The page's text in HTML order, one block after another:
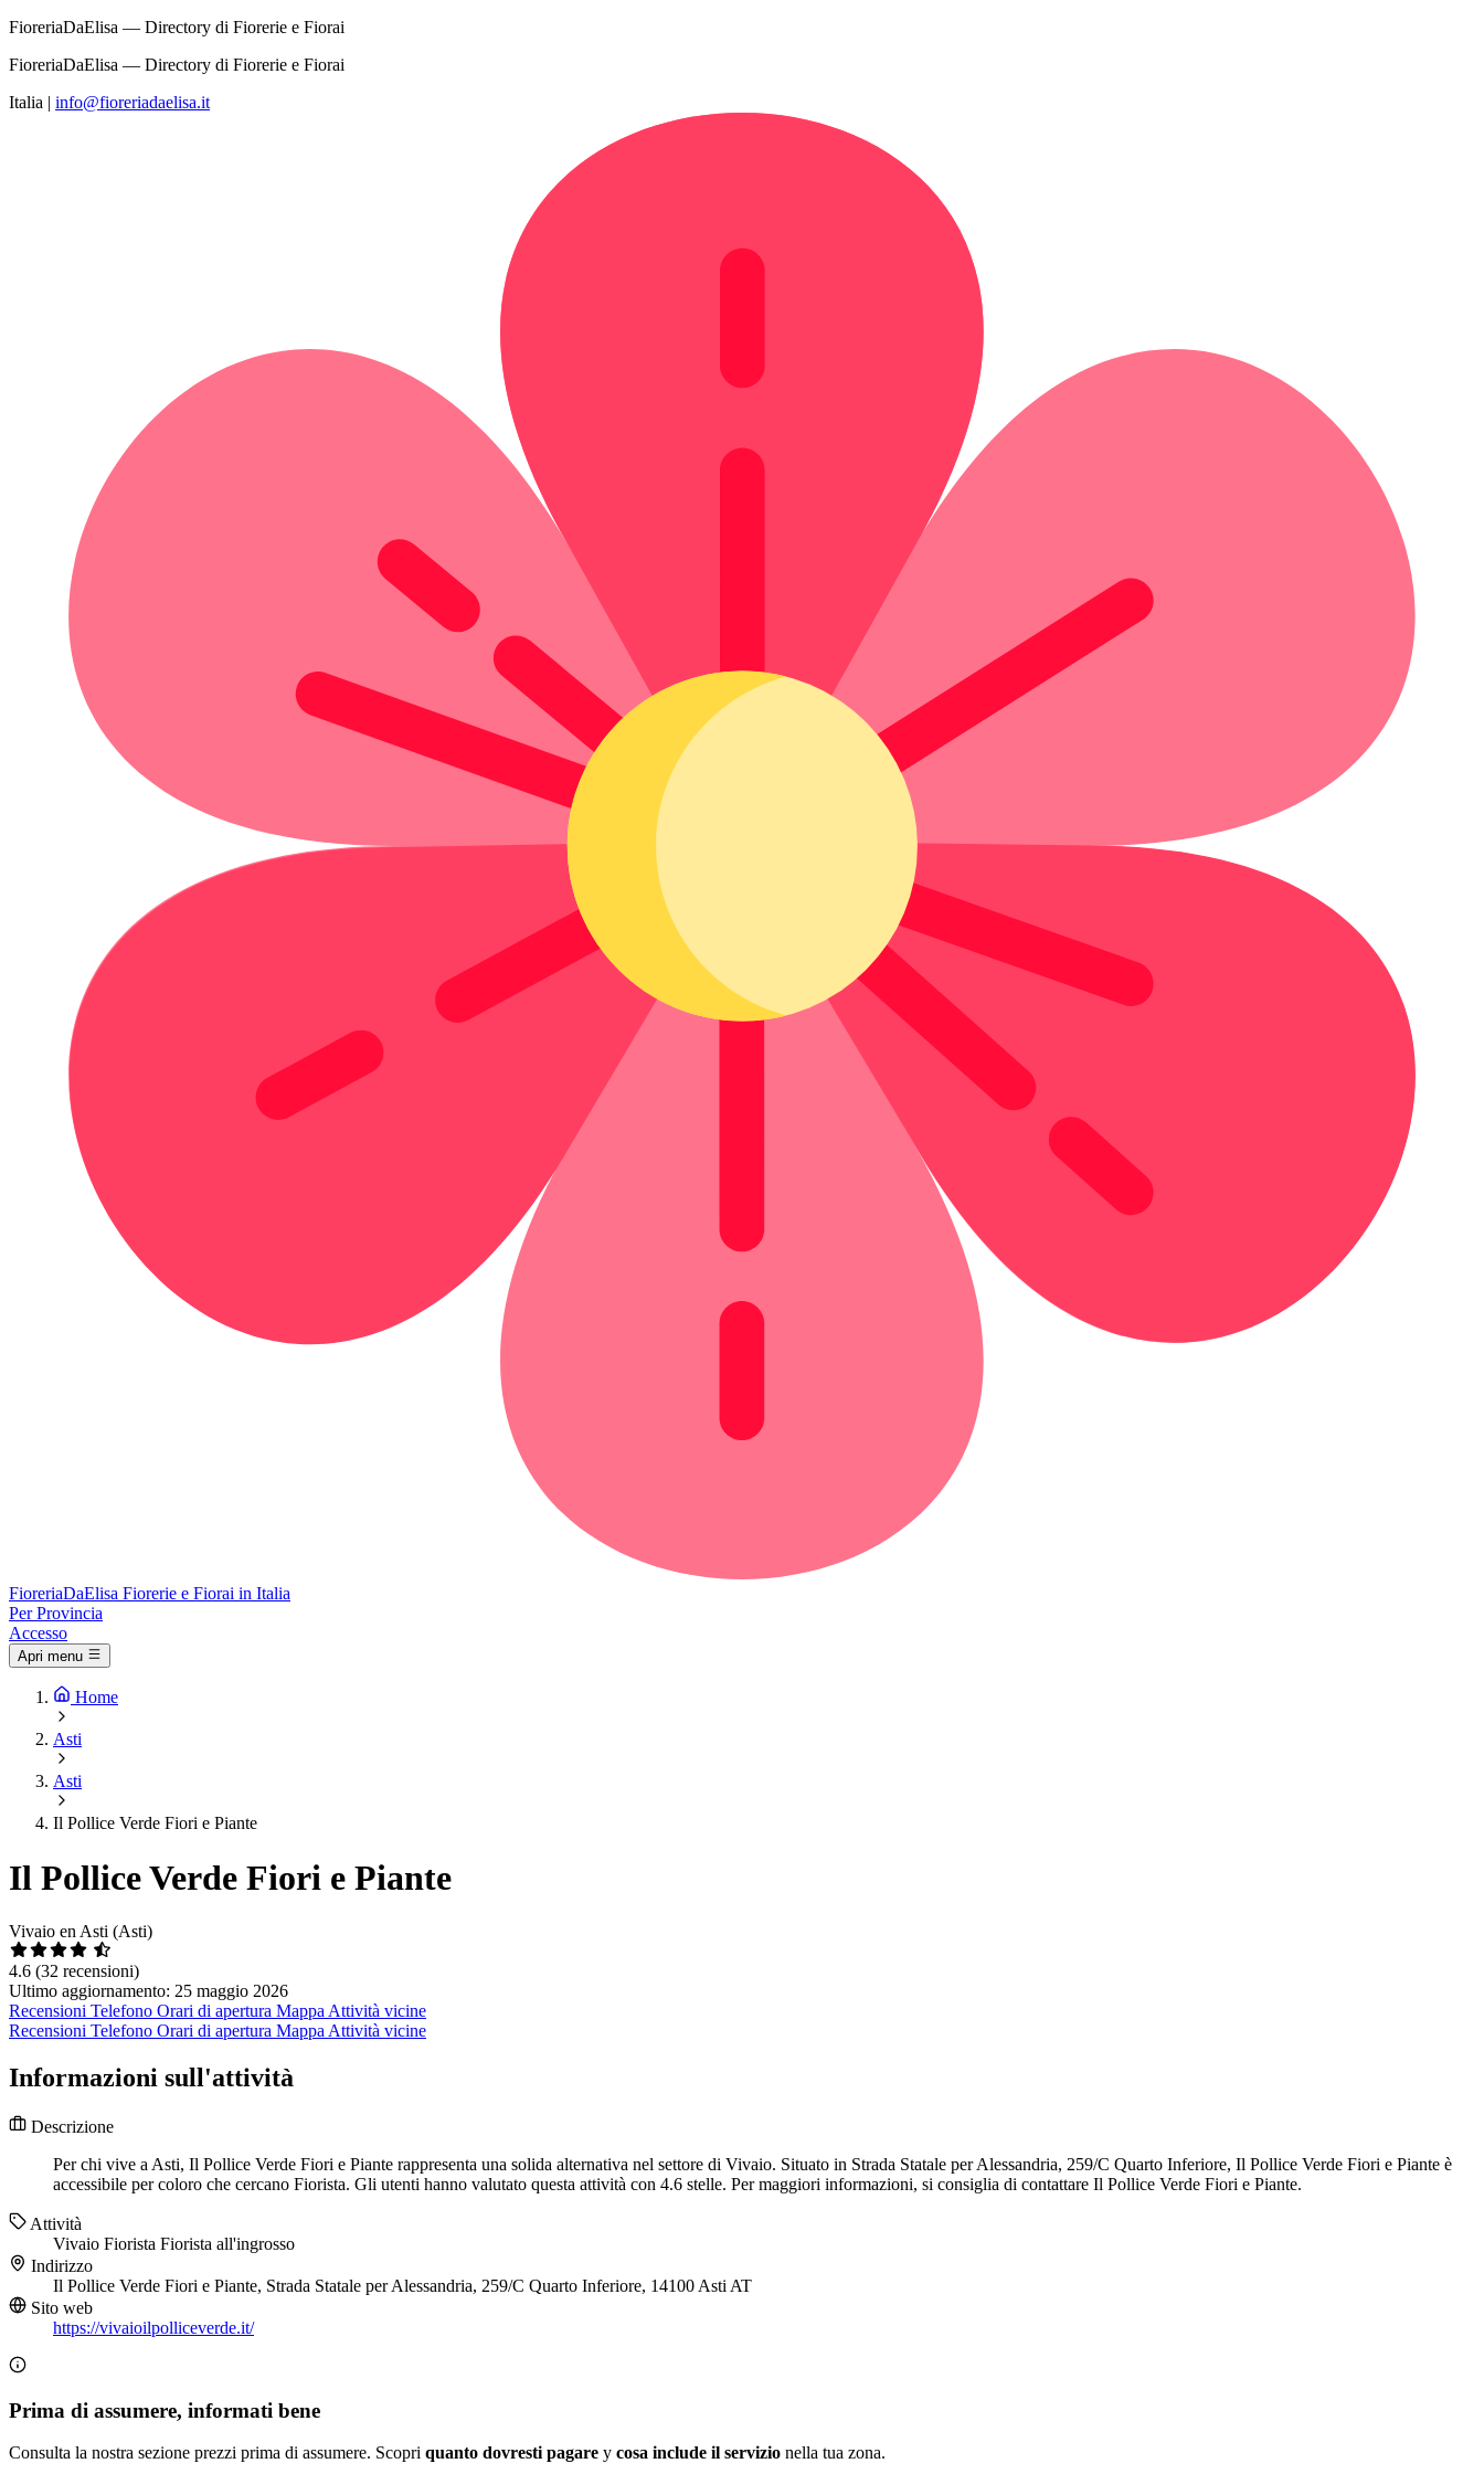
FioreriaDaElisa — Directory di Fiorerie e Fiorai
FioreriaDaElisa — Directory di Fiorerie e Fiorai
Italia | info@fioreriadaelisa.it
FioreriaDaElisa Fiorerie e Fiorai in Italia
Per Provincia
Accesso
Apri menu
Home
Asti
Asti
Il Pollice Verde Fiori e Piante
Il Pollice Verde Fiori e Piante
Vivaio en Asti (Asti)
4.6 (32 recensioni)
Ultimo aggiornamento: 25 maggio 2026
Recensioni Telefono Orari di apertura Mappa Attività vicine
Recensioni Telefono Orari di apertura Mappa Attività vicine
Informazioni sull'attività
Descrizione
Per chi vive a Asti, Il Pollice Verde Fiori e Piante rappresenta una solida alternativa nel settore di Vivaio. Situato in Strada Statale per Alessandria, 259/C Quarto Inferiore, Il Pollice Verde Fiori e Piante è
accessibile per coloro che cercano Fiorista. Gli utenti hanno valutato questa attività con 4.6 stelle. Per maggiori informazioni, si consiglia di contattare Il Pollice Verde Fiori e Piante.
Attività
Vivaio Fiorista Fiorista all'ingrosso
Indirizzo
Il Pollice Verde Fiori e Piante, Strada Statale per Alessandria, 259/C Quarto Inferiore, 14100 Asti AT
Sito web
https://vivaioilpolliceverde.it/
Prima di assumere, informati bene
Consulta la nostra sezione prezzi prima di assumere. Scopri quanto dovresti pagare y cosa include il servizio nella tua zona.